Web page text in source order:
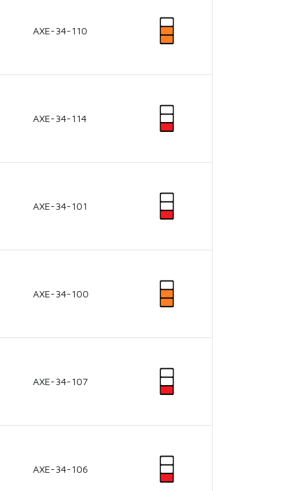
AXE-34-110
AXE-34-114
AXE-34-101
AXE-34-100
AXE-34-107
AXE-34-106